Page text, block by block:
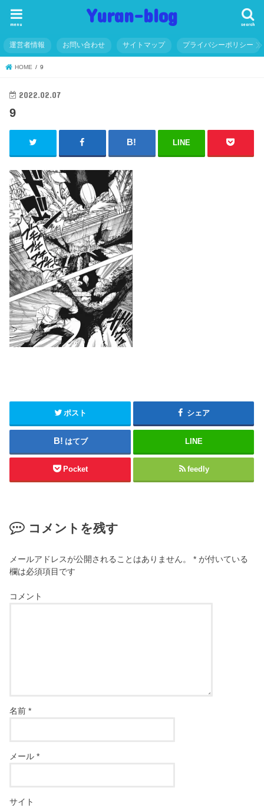
Yuran-blog search
menu
運営者情報 お問い合わせ サイトマップ プライバシーポリシー
HOME 9
2022.02.07
9
LINE
ポスト シェア
はてブ LINE
Pocket feedly
コメントを残す
メールアドレスが公開されることはありません。 * が付いている
欄は必須項目です
コメント
名前*
メール*
サイト